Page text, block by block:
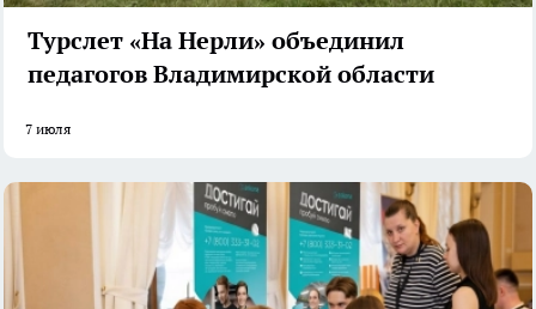
Турслет «На Нерли» объединил
педагогов Владимирской области
7 июля